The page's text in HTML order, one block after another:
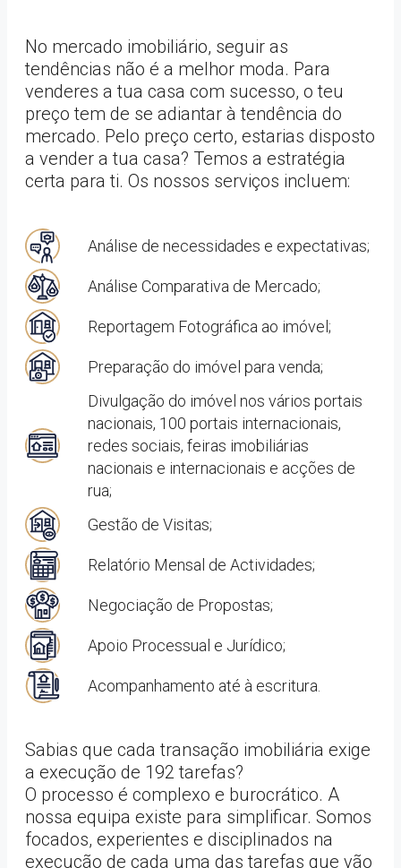
No mercado imobiliário, seguir as
tendências não é a melhor moda. Para
venderes a tua casa com sucesso, o teu
preço tem de se adiantar à tendência do
mercado. Pelo preço certo, estarias disposto
a vender a tua casa? Temos a estratégia
certa para ti. Os nossos serviços incluem:
Análise de necessidades e expectativas;
Análise Comparativa de Mercado;
Reportagem Fotográfica ao imóvel;
Preparação do imóvel para venda;
Divulgação do imóvel nos vários portais
nacionais, 100 portais internacionais,
redes sociais, feiras imobiliárias
nacionais e internacionais e acções de
rua;
Gestão de Visitas;
Relatório Mensal de Actividades;
Negociação de Propostas;
Apoio Processual e Jurídico;
Acompanhamento até à escritura.
Sabias que cada transação imobiliária exige
a execução de 192 tarefas?
O processo é complexo e burocrático. A
nossa equipa existe para simplificar. Somos
focados, experientes e disciplinados na
execução de cada uma das tarefas que vão